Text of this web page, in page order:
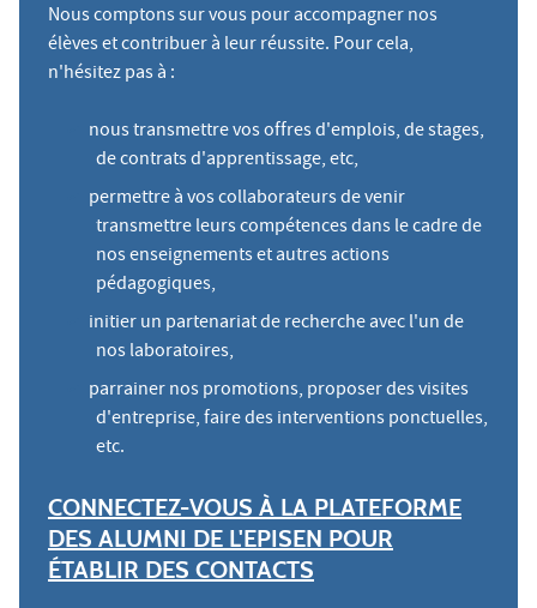
Nous comptons sur vous pour accompagner nos
élèves et contribuer à leur réussite. Pour cela,
n'hésitez pas à :
nous transmettre vos offres d'emplois, de stages,
de contrats d'apprentissage, etc,
permettre à vos collaborateurs de venir
transmettre leurs compétences dans le cadre de
nos enseignements et autres actions
pédagogiques,
initier un partenariat de recherche avec l'un de
nos laboratoires,
parrainer nos promotions, proposer des visites
d'entreprise, faire des interventions ponctuelles,
etc.
CONNECTEZ-VOUS À LA PLATEFORME
DES ALUMNI DE L'EPISEN POUR
ÉTABLIR DES CONTACTS